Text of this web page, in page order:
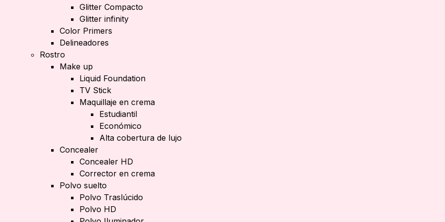
Glitter Compacto
Glitter infinity
Color Primers
Delineadores
Rostro
Make up
Liquid Foundation
TV Stick
Maquillaje en crema
Estudiantil
Económico
Alta cobertura de lujo
Concealer
Concealer HD
Corrector en crema
Polvo suelto
Polvo Traslúcido
Polvo HD